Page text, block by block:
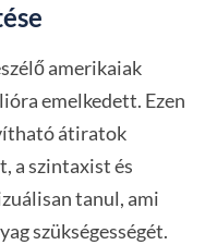
amerikaiak
emelkedett. Ezen
átiratok
a szintaxist és
tanul, ami
szükségességét.